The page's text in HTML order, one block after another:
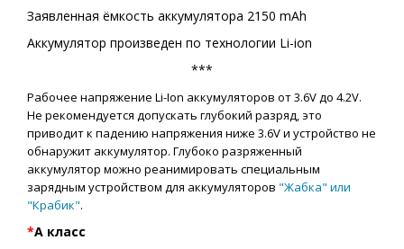
Заявленная ёмкость аккумулятора 2150 mAh
Аккумулятор произведен по технологии Li-ion
***
Рабочее напряжение Li-Ion аккумуляторов от 3.6V до 4.2V.
Не рекомендуется допускать глубокий разряд, это
приводит к падению напряжения ниже 3.6V и устройство не
обнаружит аккумулятор. Глубоко разряженный
аккумулятор можно реанимировать специальным
зарядным устройством для аккумуляторов "Жабка" или
"Крабик".
*А класс